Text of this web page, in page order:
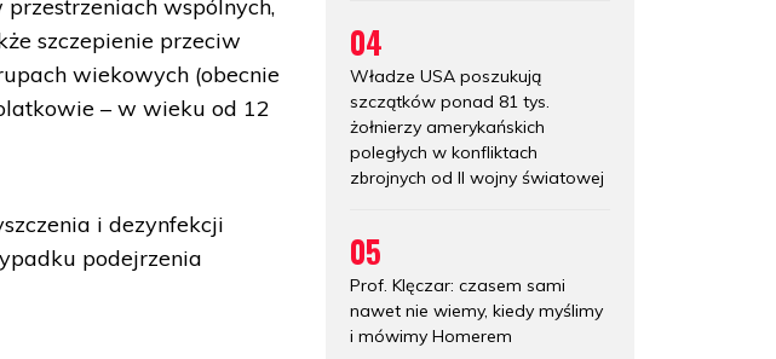
wspólnych,
szczepienie przeciw
wiekowych (obecnie
– w wieku od 12
i dezynfekcji
podejrzenia
04
Władze USA poszukują
szczątków ponad 81 tys.
żołnierzy amerykańskich
poległych w konfliktach
zbrojnych od II wojny światowej
05
Prof. Klęczar: czasem sami
nawet nie wiemy, kiedy myślimy
i mówimy Homerem